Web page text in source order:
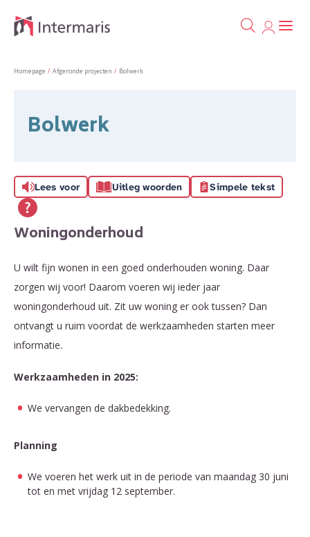
Naar de homepage Ga
Homepage Afgeronde projecten Bolwerk
Bolwerk
Lees voor Uitleg woorden Simpele tekst
Woningonderhoud
U wilt fijn wonen in een goed onderhouden woning. Daar
zorgen wij voor! Daarom voeren wij ieder jaar
woningonderhoud uit. Zit uw woning er ook tussen? Dan
ontvangt u ruim voordat de werkzaamheden starten meer
informatie.
Werkzaamheden in 2025:
We vervangen de dakbedekking.
Planning
We voeren het werk uit in de periode van maandag 30 juni
tot en met vrijdag 12 september.